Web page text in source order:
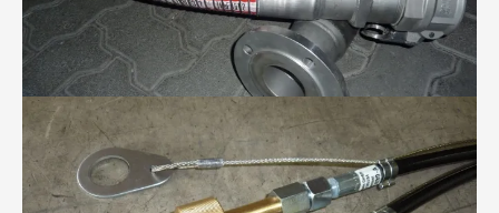
Höchstdruckschläuche für 300bar Stickstoff...